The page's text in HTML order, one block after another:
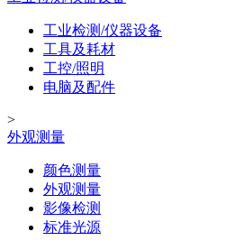
工业检测/仪器设备
工具及耗材
工控/照明
电脑及配件
>
外观测量
颜色测量
外观测量
影像检测
标准光源